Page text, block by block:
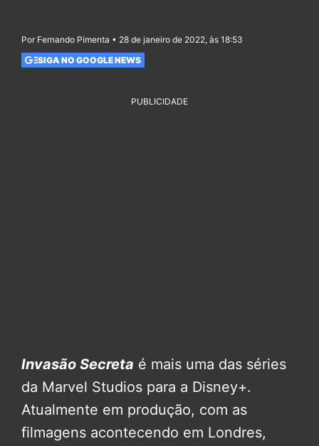
Por Fernando Pimenta • 28 de janeiro de 2022, às 18:53
SIGA NO GOOGLE NEWS
PUBLICIDADE
Invasão Secreta é mais uma das séries
da Marvel Studios para a Disney+.
Atualmente em produção, com as
filmagens acontecendo em Londres,